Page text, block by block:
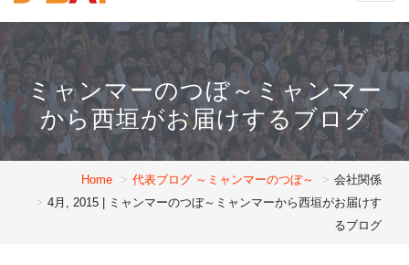
ミャンマーのつぼ～ミャンマー
から西垣がお届けするブログ
Home 代表ブログ ～ミャンマーのつぼ～
会社関係
4月, 2015 | ミャンマーのつぼ～ミャンマーから西垣がお届けす
るブログ